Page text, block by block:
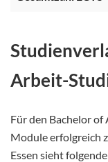
Arbeit-
Für den Bachelor
Module erfolgreich
Essen sieht